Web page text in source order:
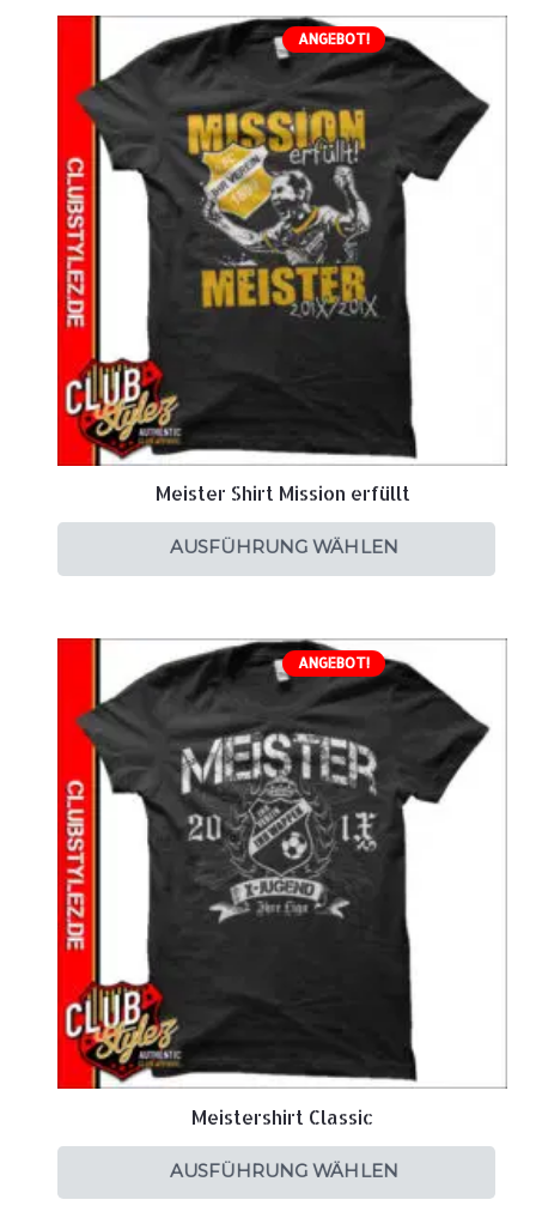
ANGEBOT!
Meister Shirt Mission erfüllt
AUSFÜHRUNG WÄHLEN
ANGEBOT!
Meistershirt Classic
AUSFÜHRUNG WÄHLEN